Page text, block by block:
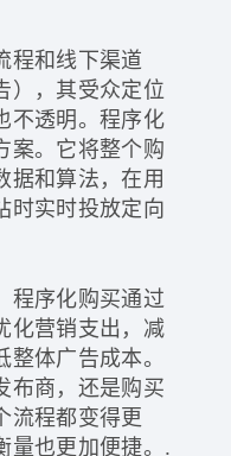
程和线下渠道
），其受众定位
不透明。程序化
案。它将整个购
据和算法，在用
时实时投放定向
程序化购买通过
化营销支出，减
体广告成本。
布商，还是购买
流程都变得更
量也更加便捷。.